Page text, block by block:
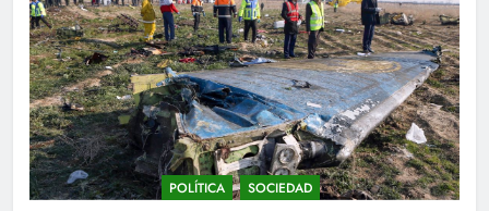
POLÍTICA SOCIEDAD